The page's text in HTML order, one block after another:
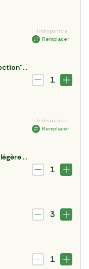
Indisponible
Remplacer
Les 2 Avocats qualité "Sélection" mûrs à point
1
Indisponible
Remplacer
La Crème fraîche épaisse légère 15%
1
3
1